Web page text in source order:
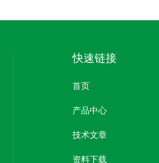
快速链接
首页
产品中心
技术文章
资料下载